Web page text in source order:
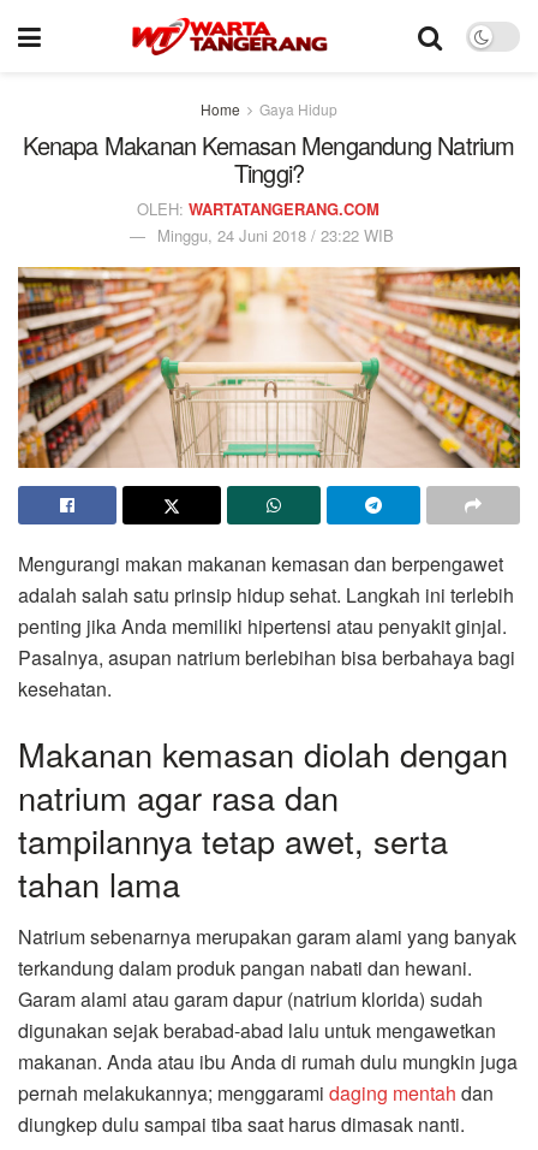
Home Gaya Hidup
Kenapa Makanan Kemasan Mengandung Natrium
Tinggi?
OLEH: WARTATANGERANG.COM
Minggu, 24 Juni 2018 / 23:22 WIB
Mengurangi makan makanan kemasan dan berpengawet
adalah salah satu prinsip hidup sehat. Langkah ini terlebih
penting jika Anda memiliki hipertensi atau penyakit ginjal.
Pasalnya, asupan natrium berlebihan bisa berbahaya bagi
kesehatan.
Makanan kemasan diolah dengan
natrium agar rasa dan
tampilannya tetap awet, serta
tahan lama
Natrium sebenarnya merupakan garam alami yang banyak
terkandung dalam produk pangan nabati dan hewani.
Garam alami atau garam dapur (natrium klorida) sudah
digunakan sejak berabad-abad lalu untuk mengawetkan
makanan. Anda atau ibu Anda di rumah dulu mungkin juga
pernah melakukannya; menggarami daging mentah dan
diungkep dulu sampai tiba saat harus dimasak nanti.